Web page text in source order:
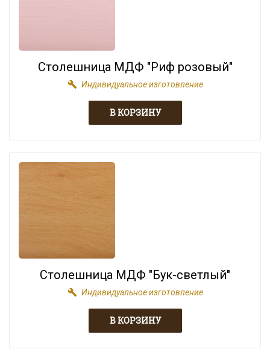
Столешница МДФ "Риф розовый"
build Индивидуальное изготовление
Столешница МДФ "Бук-светлый"
build Индивидуальное изготовление